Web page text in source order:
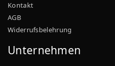
Kontakt
AGB
Widerrufsbelehrung
Unternehmen